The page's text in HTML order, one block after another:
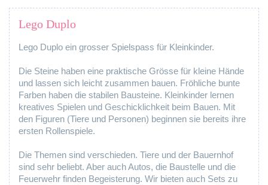
Lego Duplo
Lego Duplo ein grosser Spielspass für Kleinkinder.
Die Steine haben eine praktische Grösse für kleine Hände
und lassen sich leicht zusammen bauen. Fröhliche bunte
Farben haben die stabilen Bausteine. Kleinkinder lernen
kreatives Spielen und Geschicklichkeit beim Bauen. Mit
den Figuren (Tiere und Personen) beginnen sie bereits ihre
ersten Rollenspiele.
Die Themen sind verschieden. Tiere und der Bauernhof
sind sehr beliebt. Aber auch Autos, die Baustelle und die
Feuerwehr finden Begeisterung. Wir bieten auch Sets zu